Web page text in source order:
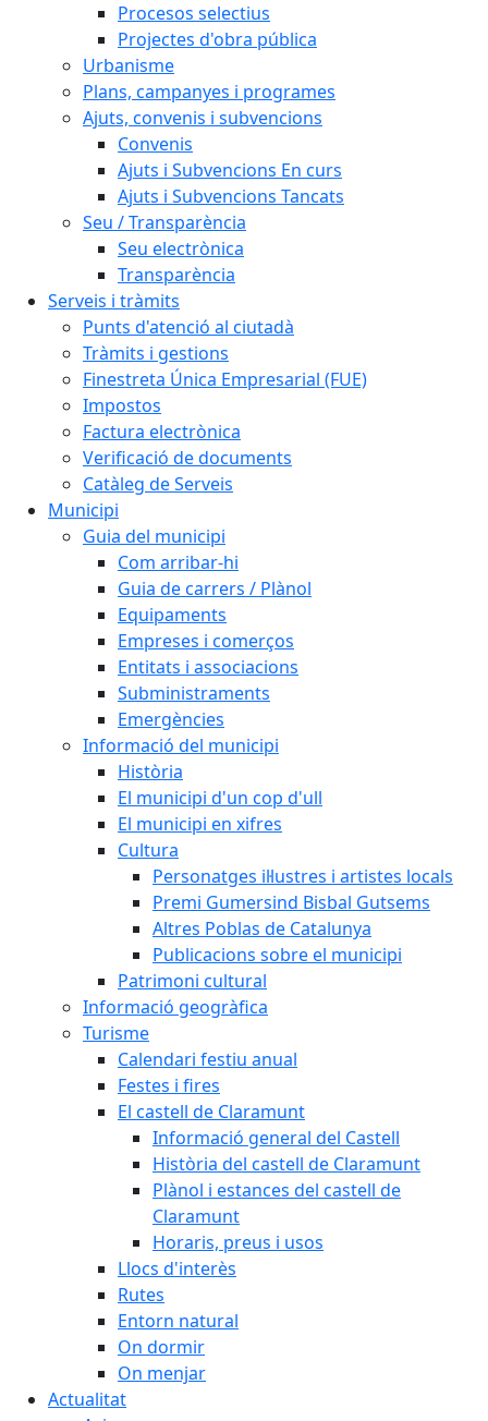
Procesos selectius
Projectes d'obra pública
Urbanisme
Plans, campanyes i programes
Ajuts, convenis i subvencions
Convenis
Ajuts i Subvencions En curs
Ajuts i Subvencions Tancats
Seu / Transparència
Seu electrònica
Transparència
Serveis i tràmits
Punts d'atenció al ciutadà
Tràmits i gestions
Finestreta Única Empresarial (FUE)
Impostos
Factura electrònica
Verificació de documents
Catàleg de Serveis
Municipi
Guia del municipi
Com arribar-hi
Guia de carrers / Plànol
Equipaments
Empreses i comerços
Entitats i associacions
Subministraments
Emergències
Informació del municipi
Història
El municipi d'un cop d'ull
El municipi en xifres
Cultura
Personatges il·lustres i artistes locals
Premi Gumersind Bisbal Gutsems
Altres Poblas de Catalunya
Publicacions sobre el municipi
Patrimoni cultural
Informació geogràfica
Turisme
Calendari festiu anual
Festes i fires
El castell de Claramunt
Informació general del Castell
Història del castell de Claramunt
Plànol i estances del castell de
Claramunt
Horaris, preus i usos
Llocs d'interès
Rutes
Entorn natural
On dormir
On menjar
Actualitat